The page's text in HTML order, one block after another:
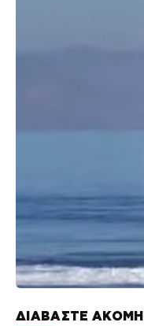
ΔΙΑΒΑΣΤΕ ΑΚΟΜΗ